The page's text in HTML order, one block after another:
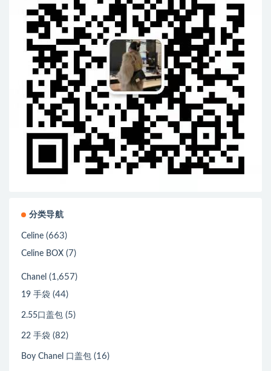
分类导航
Celine (663)
Celine BOX (7)
Chanel (1,657)
19 手袋 (44)
2.55口盖包 (5)
22 手袋 (82)
Boy Chanel 口盖包 (16)